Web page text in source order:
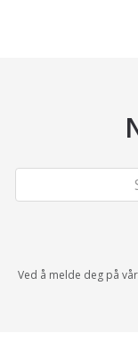
Ved å melde deg på